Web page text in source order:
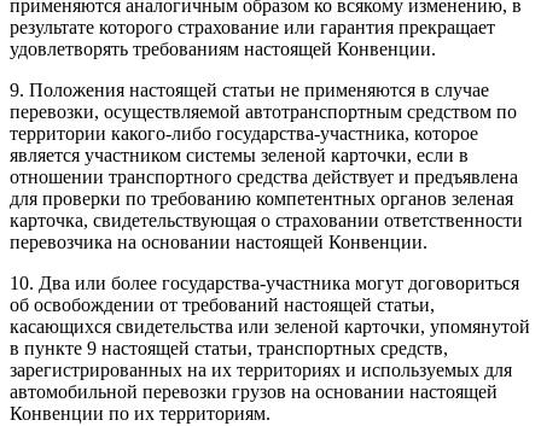
применяются аналогичным образом ко всякому изменению, в
результате которого страхование или гарантия прекращает
удовлетворять требованиям настоящей Конвенции.
9. Положения настоящей статьи не применяются в случае
перевозки, осуществляемой автотранспортным средством по
территории какого-либо государства-участника, которое
является участником системы зеленой карточки, если в
отношении транспортного средства действует и предъявлена
для проверки по требованию компетентных органов зеленая
карточка, свидетельствующая о страховании ответственности
перевозчика на основании настоящей Конвенции.
10. Два или более государства-участника могут договориться
об освобождении от требований настоящей статьи,
касающихся свидетельства или зеленой карточки, упомянутой
в пункте 9 настоящей статьи, транспортных средств,
зарегистрированных на их территориях и используемых для
автомобильной перевозки грузов на основании настоящей
Конвенции по их территориям.